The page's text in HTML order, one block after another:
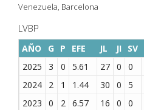
Venezuela, Barcelona
LVBP
AÑO G P EFE JL JI SV
2025
3 0 5.61 27 0 0
2024
2 1 1.44 30 0 5
2023
0 2 6.57 16 0 0